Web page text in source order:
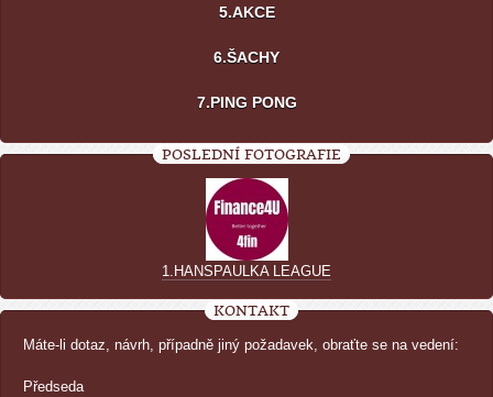
5.AKCE
6.ŠACHY
7.PING PONG
POSLEDNÍ FOTOGRAFIE
1.HANSPAULKA LEAGUE
KONTAKT
Máte-li dotaz, návrh, případně jiný požadavek, obraťte se na vedení:
Předseda